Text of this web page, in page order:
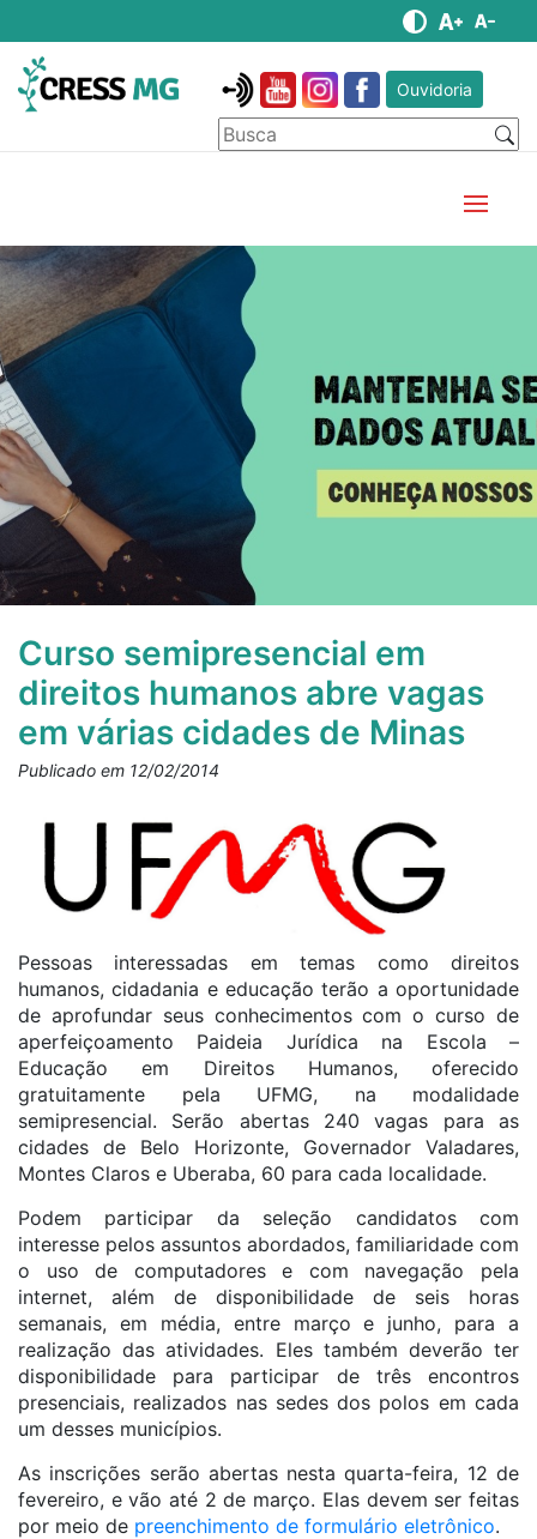
Ouvidoria
Curso semipresencial em
direitos humanos abre vagas
em várias cidades de Minas
Publicado em 12/02/2014
Pessoas interessadas em temas como direitos
humanos, cidadania e educação terão a oportunidade
de aprofundar seus conhecimentos com o curso de
aperfeiçoamento Paideia Jurídica na Escola –
Educação em Direitos Humanos, oferecido
gratuitamente pela UFMG, na modalidade
semipresencial. Serão abertas 240 vagas para as
cidades de Belo Horizonte, Governador Valadares,
Montes Claros e Uberaba, 60 para cada localidade.
Podem participar da seleção candidatos com
interesse pelos assuntos abordados, familiaridade com
o uso de computadores e com navegação pela
internet, além de disponibilidade de seis horas
semanais, em média, entre março e junho, para a
realização das atividades. Eles também deverão ter
disponibilidade para participar de três encontros
presenciais, realizados nas sedes dos polos em cada
um desses municípios.
As inscrições serão abertas nesta quarta-feira, 12 de
fevereiro, e vão até 2 de março. Elas devem ser feitas
por meio de preenchimento de formulário eletrônico.